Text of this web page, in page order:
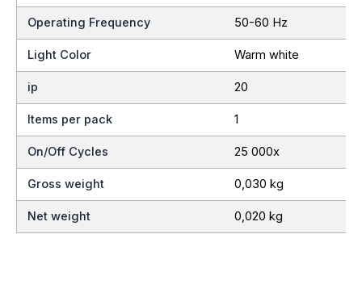
Operating Frequency 50-60 Hz
Light Color Warm white
ip 20
Items per pack 1
On/Off Cycles 25 000x
Gross weight 0,030 kg
Net weight 0,020 kg